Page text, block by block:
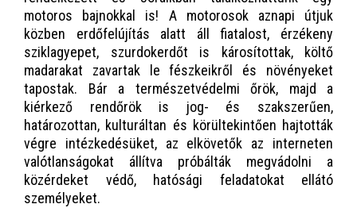
motoros bajnokkal is! A motorosok aznapi útjuk
közben erdőfelújítás alatt áll fiatalost, érzékeny
sziklagyepet, szurdokerdőt is károsítottak, költő
madarakat zavartak le fészkeikről és növényeket
tapostak. Bár a természetvédelmi őrök, majd a
kiérkező rendőrök is jog- és szakszerűen,
határozottan, kulturáltan és körültekintően hajtották
végre intézkedésüket, az elkövetők az interneten
valótlanságokat állítva próbálták megvádolni a
közérdeket védő, hatósági feladatokat ellátó
személyeket.